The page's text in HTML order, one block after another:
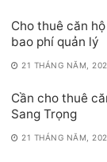
Cho thuê căn
bao phí quản lý
21 THÁNG NĂM,
Cần cho thuê
Sang Trọng
21 THÁNG NĂM,